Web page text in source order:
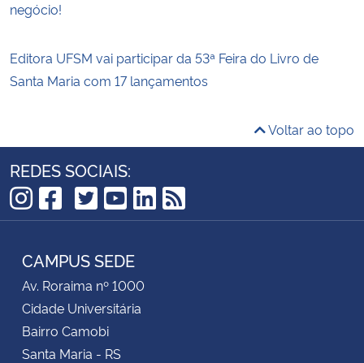
negócio!
Editora UFSM vai participar da 53ª Feira do Livro de
Santa Maria com 17 lançamentos
Voltar ao topo
REDES SOCIAIS:
Instagram
Facebook
TikTok
Twitter
YouTube
LinkedIn
RSS
CAMPUS SEDE
Av. Roraima nº 1000
Cidade Universitária
Bairro Camobi
Santa Maria - RS